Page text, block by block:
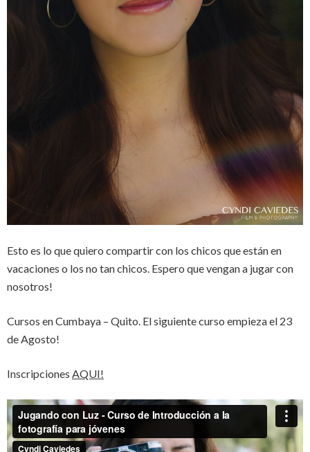
Esto es lo que quiero compartir con los chicos que están en
vacaciones o los no tan chicos. Espero que vengan a jugar con
nosotros!
Cursos en Cumbaya – Quito. El siguiente curso empieza el 23
de Agosto!
Inscripciones AQUI!